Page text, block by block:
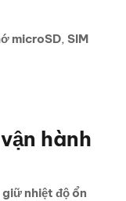
microSD, SIM
hành
giữ nhiệt độ ổn